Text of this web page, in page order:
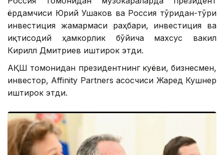
ёрдамчиси Юрий Ушаков ва Россия тўғридан-тўғри
инвестиция жамғармаси раҳбари, инвестиция ва
иқтисодий ҳамкорлик бўйича махсус вакил
Кирилл Дмитриев иштирок этди.
АҚШ томонидан президентнинг куёви, бизнесмен,
инвестор, Affinity Partners асосчиси Жаред Кушнер
иштирок этди.